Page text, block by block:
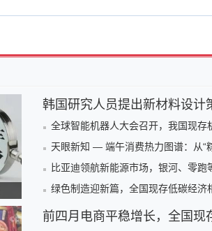
韩国研究人员提出新材料设计
全球智能机器人大会召开，我国现存
天眼新知 — 端午消费热力图谱：从“
比亚迪领航新能源市场，银河、零
绿色制造迎新篇，全国现存低碳经济
前四月电商平稳增长，全国现